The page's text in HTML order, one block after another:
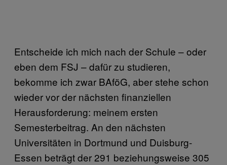
Entscheide ich mich nach der Schule – oder
eben dem FSJ – dafür zu studieren,
bekomme ich zwar BAföG, aber stehe schon
wieder vor der nächsten finanziellen
Herausforderung: meinem ersten
Semesterbeitrag. An den nächsten
Universitäten in Dortmund und Duisburg-
Essen beträgt der 291 beziehungsweise 305